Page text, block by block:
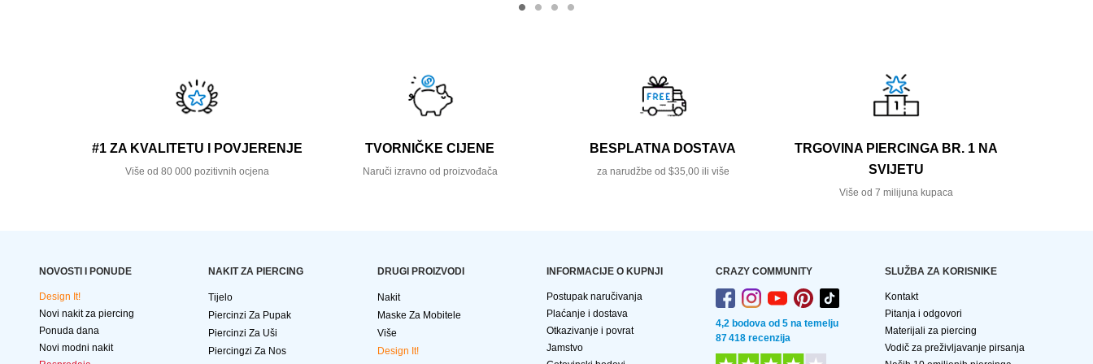
#1 ZA KVALITETU I POVJERENJE
Više od 80 000 pozitivnih ocjena
TVORNIČKE CIJENE
Naruči izravno od proizvođača
BESPLATNA DOSTAVA
za narudžbe od $35,00 ili više
TRGOVINA PIERCINGA BR. 1 NA
SVIJETU
Više od 7 milijuna kupaca
NOVOSTI I PONUDE
Design It!
Novi nakit za piercing
Ponuda dana
Novi modni nakit
NAKIT ZA PIERCING
Tijelo
Piercinzi Za Pupak
Piercinzi Za Uši
Piercingzi Za Nos
DRUGI PROIZVODI
Nakit
Maske Za Mobitele
Više
Design It!
INFORMACIJE O KUPNJI
Postupak naručivanja
Plaćanje i dostava
Otkazivanje i povrat
Jamstvo
CRAZY COMMUNITY
4,2 bodova od 5 na temelju
87 418 recenzija
SLUŽBA ZA KORISNIKE
Kontakt
Pitanja i odgovori
Materijali za piercing
Vodič za preživljavanje pirsanja